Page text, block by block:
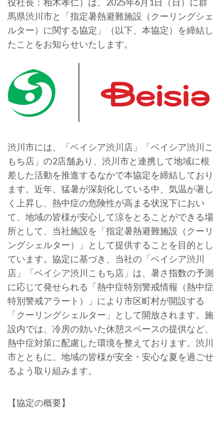
馬県渋川市と「指定暑熱避難施設（クーリングシェ
ルター）に関する協定」（以下、本協定）を締結し
たことをお知らせいたします。
渋川市には、「ベイシア渋川店」「ベイシア渋川こ
もち店」の2店舗あり、渋川市と連携して地域に根
差した活動を推進するなかで本協定を締結しており
ます。近年、猛暑が深刻化している中、気温が著し
く上昇し、熱中症の危険性が高まる状況下におい
て、地域の皆様が安心して涼をとることができる場
所として、当社施設を「指定暑熱避難施設（クーリ
ングシェルター）」として提供することを目的とし
ています。協定に基づき、当社の「ベイシア渋川
店」「ベイシア渋川こもち店」は、暑さ指数の予測
に応じて発せられる「熱中症特別警戒情報（熱中症
特別警戒アラート）」により市区町村が開設する
「クーリングシェルター」として開放されます。施
設内では、冷房の効いた休憩スペースの提供など、
熱中症対策に配慮した環境を整えております。渋川
市とともに、地域の皆様が安全・安心な夏を過ごせ
るよう取り組みます。
【協定の概要】